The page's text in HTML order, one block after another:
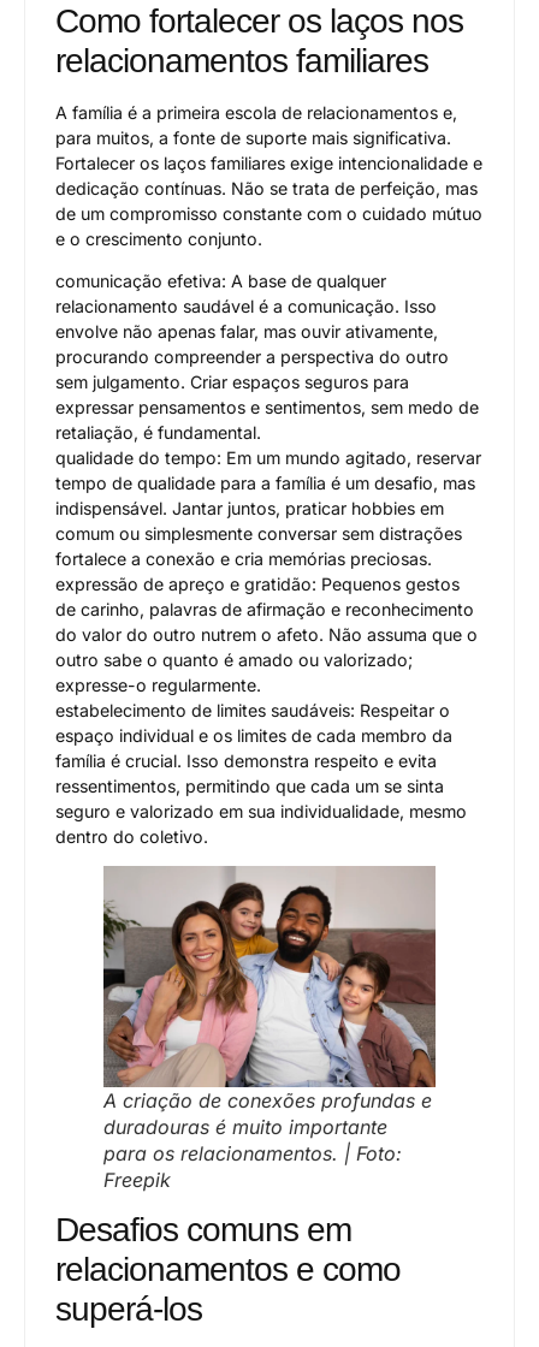
Como fortalecer os laços nos
relacionamentos familiares
A família é a primeira escola de relacionamentos e,
para muitos, a fonte de suporte mais significativa.
Fortalecer os laços familiares exige intencionalidade e
dedicação contínuas. Não se trata de perfeição, mas
de um compromisso constante com o cuidado mútuo
e o crescimento conjunto.
comunicação efetiva: A base de qualquer
relacionamento saudável é a comunicação. Isso
envolve não apenas falar, mas ouvir ativamente,
procurando compreender a perspectiva do outro
sem julgamento. Criar espaços seguros para
expressar pensamentos e sentimentos, sem medo de
retaliação, é fundamental.
qualidade do tempo: Em um mundo agitado, reservar
tempo de qualidade para a família é um desafio, mas
indispensável. Jantar juntos, praticar hobbies em
comum ou simplesmente conversar sem distrações
fortalece a conexão e cria memórias preciosas.
expressão de apreço e gratidão: Pequenos gestos
de carinho, palavras de afirmação e reconhecimento
do valor do outro nutrem o afeto. Não assuma que o
outro sabe o quanto é amado ou valorizado;
expresse-o regularmente.
estabelecimento de limites saudáveis: Respeitar o
espaço individual e os limites de cada membro da
família é crucial. Isso demonstra respeito e evita
ressentimentos, permitindo que cada um se sinta
seguro e valorizado em sua individualidade, mesmo
dentro do coletivo.
A criação de conexões profundas e
duradouras é muito importante
para os relacionamentos. | Foto:
Freepik
Desafios comuns em
relacionamentos e como
superá-los